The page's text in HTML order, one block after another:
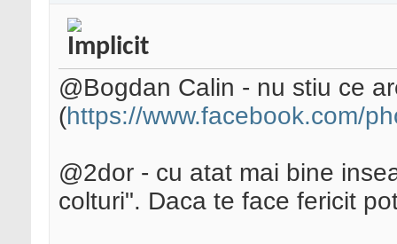
@Bogdan Calin - nu stiu ce
(https://www.facebook.com/
@2dor - cu atat mai bine
colturi". Daca te face fericit